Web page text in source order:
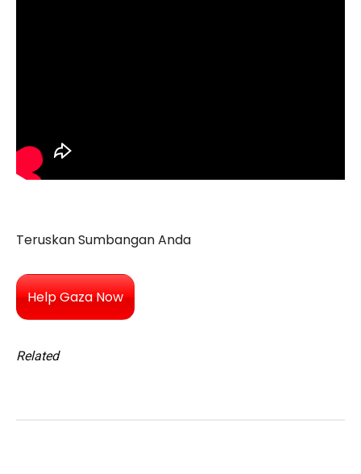
Teruskan Sumbangan Anda
Help Gaza Now
Related